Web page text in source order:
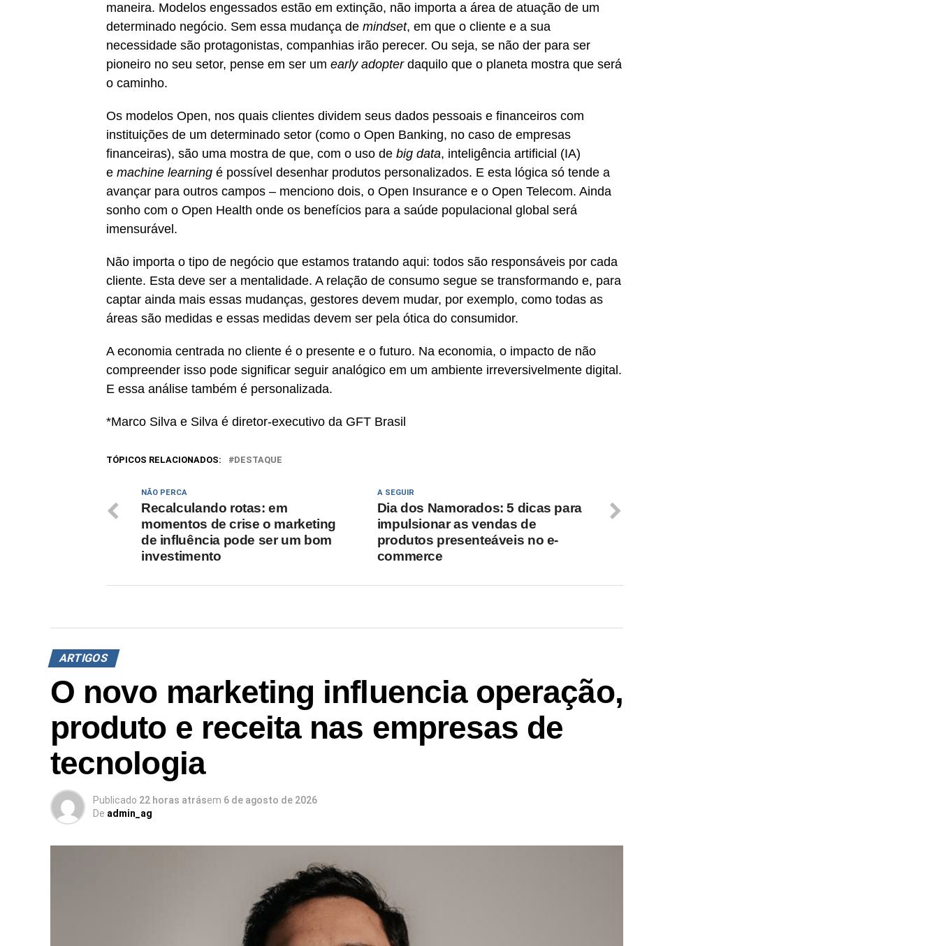
maneira. Modelos engessados estão em extinção, não importa a área de atuação de um
determinado negócio. Sem essa mudança de mindset, em que o cliente e a sua
necessidade são protagonistas, companhias irão perecer. Ou seja, se não der para ser
pioneiro no seu setor, pense em ser um early adopterdaquilo que o planeta mostra que será
o caminho.
Os modelos Open, nos quais clientes dividem seus dados pessoais e financeiros com
instituições de um determinado setor (como o Open Banking, no caso de empresas
financeiras), são uma mostra de que, com o uso de big data, inteligência artificial (IA)
e machine learning é possível desenhar produtos personalizados. E esta lógica só tende a
avançar para outros campos – menciono dois, o Open Insurance e o Open Telecom. Ainda
sonho com o Open Health onde os benefícios para a saúde populacional global será
imensurável.
Não importa o tipo de negócio que estamos tratando aqui: todos são responsáveis por cada
cliente. Esta deve ser a mentalidade. A relação de consumo segue se transformando e, para
captar ainda mais essas mudanças, gestores devem mudar, por exemplo, como todas as
áreas são medidas e essas medidas devem ser pela ótica do consumidor.
A economia centrada no cliente é o presente e o futuro. Na economia, o impacto de não
compreender isso pode significar seguir analógico em um ambiente irreversivelmente digital.
E essa análise também é personalizada.
*Marco Silva e Silva é diretor-executivo da GFT Brasil
TÓPICOS RELACIONADOS: DESTAQUE
A SEGUIR
Dia dos Namorados: 5 dicas para
impulsionar as vendas de
produtos presenteáveis no e-
commerce
NÃO PERCA
Recalculando rotas: em
momentos de crise o marketing
de influência pode ser um bom
investimento
ARTIGOS
O novo marketing influencia operação,
produto e receita nas empresas de
tecnologia
Publicado 22 horas atrásem 6 de agosto de 2026
De admin_ag